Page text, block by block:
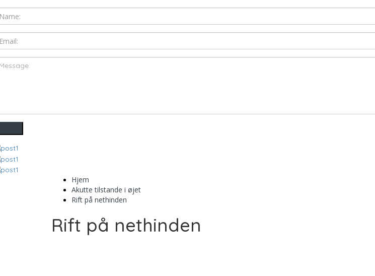
Hjem
Akutte tilstande i øjet
Rift på nethinden
Rift på nethinden